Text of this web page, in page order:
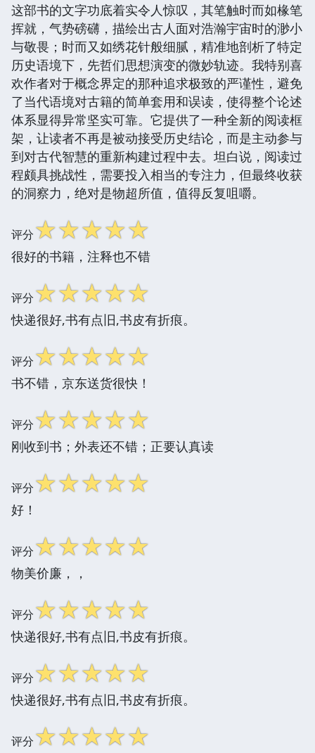
这部书的文字功底着实令人惊叹，其笔触时而如椽笔
挥就，气势磅礴，描绘出古人面对浩瀚宇宙时的渺小
与敬畏；时而又如绣花针般细腻，精准地剖析了特定
历史语境下，先哲们思想演变的微妙轨迹。我特别喜
欢作者对于概念界定的那种追求极致的严谨性，避免
了当代语境对古籍的简单套用和误读，使得整个论述
体系显得异常坚实可靠。它提供了一种全新的阅读框
架，让读者不再是被动接受历史结论，而是主动参与
到对古代智慧的重新构建过程中去。坦白说，阅读过
程颇具挑战性，需要投入相当的专注力，但最终收获
的洞察力，绝对是物超所值，值得反复咀嚼。
评分☆☆☆☆☆
很好的书籍，注释也不错
评分☆☆☆☆☆
快递很好,书有点旧,书皮有折痕。
评分☆☆☆☆☆
书不错，京东送货很快！
评分☆☆☆☆☆
刚收到书；外表还不错；正要认真读
评分☆☆☆☆☆
好！
评分☆☆☆☆☆
物美价廉，，
评分☆☆☆☆☆
快递很好,书有点旧,书皮有折痕。
评分☆☆☆☆☆
快递很好,书有点旧,书皮有折痕。
评分☆☆☆☆☆